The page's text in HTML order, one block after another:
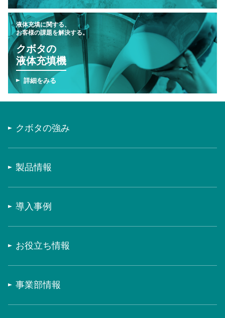
液体充填に関する、
お客様の課題を解決する。
クボタの
液体充填機
詳細をみる
クボタの強み
製品情報
導入事例
お役立ち情報
事業部情報